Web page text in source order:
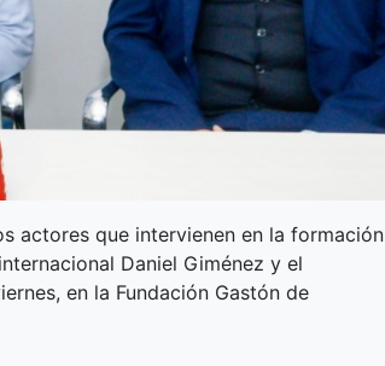
actores que intervienen en la formación
Daniel Giménez y el
en la Fundación Gastón de